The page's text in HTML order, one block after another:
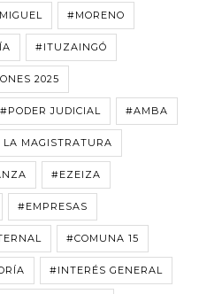
#MORENO
#ITUZAINGÓ
2025
#PODER JUDICIAL #AMBA
LA MAGISTRATURA
#EZEIZA
#EMPRESAS
#COMUNA 15
#INTERÉS GENERAL